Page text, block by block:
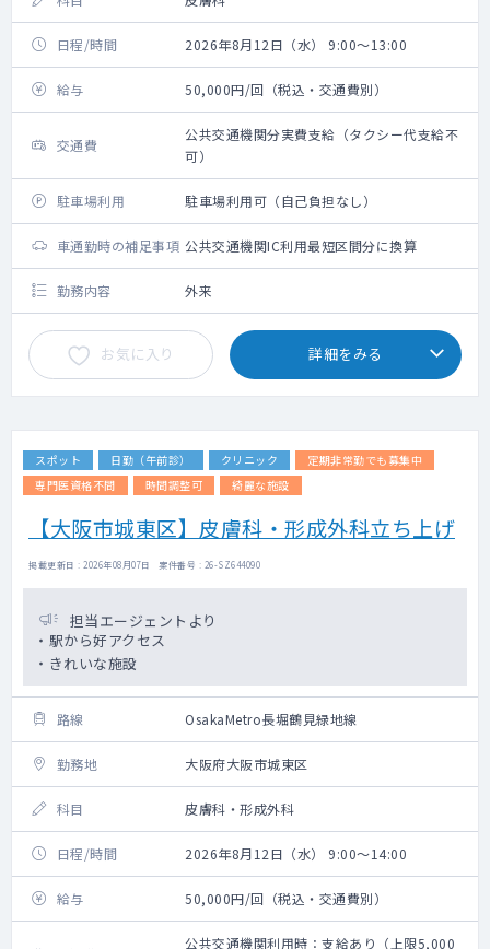
日程/時間 2026年8月12日（水） 9:00～13:00
給与 50,000円/回（税込・交通費別）
交通費
公共交通機関分実費支給（タクシー代支給不
可）
駐車場利用 駐車場利用可（自己負担なし）
車通勤時の補足事項 公共交通機関IC利用最短区間分に換算
勤務内容 外来
お気に入り 詳細をみる
スポット 日勤（午前診） クリニック
定期非常勤でも募集中
専門医資格不問
時間調整可 綺麗な施設
【大阪市城東区】皮膚科・形成外科立ち上げ
掲載更新日 : 2026年08月07日 案件番号 : 26-SZ644090
担当エージェントより
・駅から好アクセス
・きれいな施設
路線 OsakaMetro長堀鶴見緑地線
勤務地 大阪府大阪市城東区
科目 皮膚科・形成外科
日程/時間 2026年8月12日（水） 9:00～14:00
給与 50,000円/回（税込・交通費別）
公共交通機関利用時：支給あり（上限5,000